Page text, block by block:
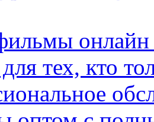
онлайн
тех, кто